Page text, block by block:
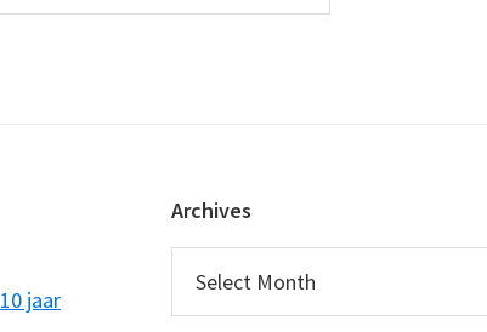
jaar
Archives